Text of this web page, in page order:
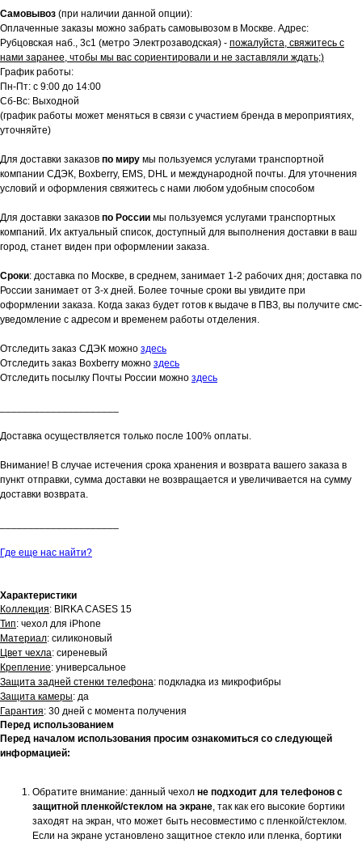
Самовывоз (при наличии данной опции):
Оплаченные заказы можно забрать самовывозом в Москве. Адрес:
Рубцовская наб., 3с1 (метро Электрозаводская) - пожалуйста, свяжитесь с
нами заранее, чтобы мы вас сориентировали и не заставляли ждать;)
График работы:
Пн-Пт: с 9:00 до 14:00
Сб-Вс: Выходной
(график работы может меняться в связи с участием бренда в мероприятиях,
уточняйте)
Для доставки заказов по миру мы пользуемся услугами транспортной
компании СДЭК, Boxberry, EMS, DHL и международной почты. Для уточнения
условий и оформления свяжитесь с нами любом удобным способом
Для доставки заказов по России мы пользуемся услугами транспортных
компаний. Их актуальный список, доступный для выполнения доставки в ваш
город, станет виден при оформлении заказа.
Сроки: доставка по Москве, в среднем, занимает 1-2 рабочих дня; доставка по
России занимает от 3-х дней. Более точные сроки вы увидите при
оформлении заказа. Когда заказ будет готов к выдаче в ПВЗ, вы получите смс-
уведомление с адресом и временем работы отделения.
Отследить заказ СДЭК можно здесь
Отследить заказ Boxberry можно здесь
Отследить посылку Почты России можно здесь
Доставка осуществляется только после 100% оплаты.
Внимание! В случае истечения срока хранения и возврата вашего заказа в
пункт отправки, сумма доставки не возвращается и увеличивается на сумму
доставки возврата.
Где еще нас найти?
Характеристики
Коллекция: BIRKA CASES 15
Тип: чехол для iPhone
Материал: силиконовый
Цвет чехла: сиреневый
Крепление: универсальное
Защита задней стенки телефона: подкладка из микрофибры
Защита камеры: да
Гарантия: 30 дней с момента получения
Перед использованием
Перед началом использования просим ознакомиться со следующей
информацией:
Обратите внимание: данный чехол не подходит для телефонов с
защитной пленкой/стеклом на экране, так как его высокие бортики
заходят на экран, что может быть несовместимо с пленкой/стеклом.
Если на экране установлено защитное стекло или пленка, бортики